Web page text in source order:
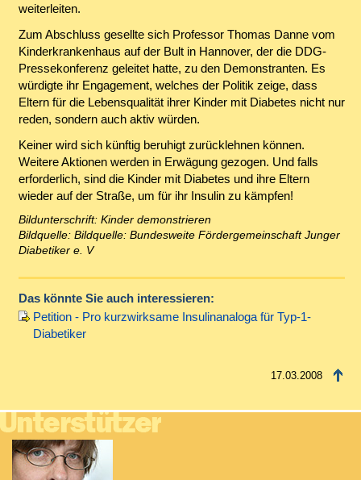
weiterleiten.
Zum Abschluss gesellte sich Professor Thomas Danne vom
Kinderkrankenhaus auf der Bult in Hannover, der die DDG-
Pressekonferenz geleitet hatte, zu den Demonstranten. Es
würdigte ihr Engagement, welches der Politik zeige, dass
Eltern für die Lebensqualität ihrer Kinder mit Diabetes nicht nur
reden, sondern auch aktiv würden.
Keiner wird sich künftig beruhigt zurücklehnen können.
Weitere Aktionen werden in Erwägung gezogen. Und falls
erforderlich, sind die Kinder mit Diabetes und ihre Eltern
wieder auf der Straße, um für ihr Insulin zu kämpfen!
Bildunterschrift: Kinder demonstrieren
Bildquelle: Bildquelle: Bundesweite Fördergemeinschaft Junger
Diabetiker e. V
Das könnte Sie auch interessieren:
Petition - Pro kurzwirksame Insulinanaloga für Typ-1-
Diabetiker
17.03.2008